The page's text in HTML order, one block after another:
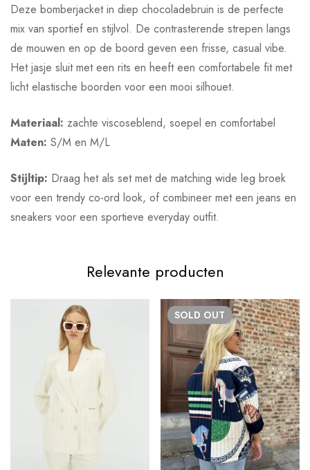
Deze bomberjacket in diep chocoladebruin is de perfecte
mix van sportief en stijlvol. De contrasterende strepen langs
de mouwen en op de boord geven een frisse, casual vibe.
Het jasje sluit met een rits en heeft een comfortabele fit met
licht elastische boorden voor een mooi silhouet.
Materiaal: zachte viscoseblend, soepel en comfortabel
Maten: S/M en M/L
Stijltip: Draag het als set met de matching wide leg broek
voor een trendy co-ord look, of combineer met een jeans en
sneakers voor een sportieve everyday outfit.
Relevante producten
SOLD OUT